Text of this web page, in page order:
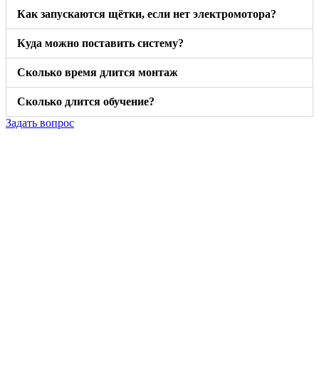
Как запускаются щётки, если нет электромотора?
Куда можно поставить систему?
Сколько время длится монтаж
Сколько длится обучение?
Задать вопрос